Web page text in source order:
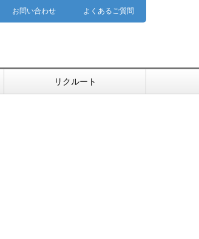
お問い合わせ よくあるご質問
リクルート